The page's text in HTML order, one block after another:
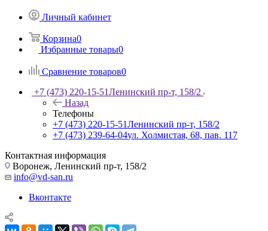
Личный кабинет
Корзина0
Избранные товары0
Сравнение товаров0
+7 (473) 220-15-51Ленинский пр-т, 158/2
Назад
Телефоны
+7 (473) 220-15-51Ленинский пр-т, 158/2
+7 (473) 239-64-04ул. Холмистая, 68, пав. 117
Контактная информация
Воронеж, Ленинский пр-т, 158/2
info@vd-san.ru
Вконтакте